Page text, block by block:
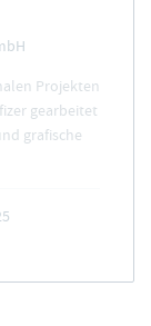
Projekten
gearbeitet
grafische